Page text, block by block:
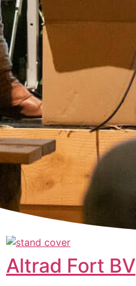
Altrad Fort BV